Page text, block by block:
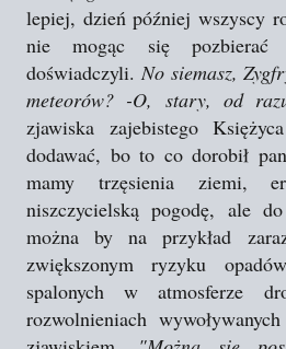
lepiej, dzień później wszyscy
nie mogąc się
doświadczyli.No siemasz,
meteorów? -O, stary, od
zjawiska zajebistego
dodawać, bo to co dorobił
mamy trzęsienia ziemi,
niszczycielską pogodę, ale
można by na przykład
zwiększonym ryzyku
spalonych w atmosferze
rozwolnieniach